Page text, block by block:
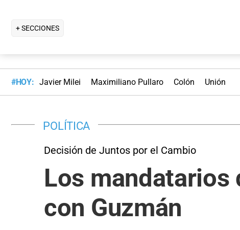
+ SECCIONES
#HOY: Javier Milei Maximiliano Pullaro Colón Unión
POLÍTICA
Decisión de Juntos por el Cambio
Los mandatarios
con Guzmán